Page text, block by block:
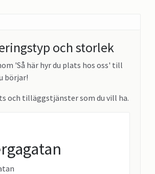
och storlek
'Så här hyr du plats hos oss' till
börjar!
och tilläggstjänster som du vill ha.